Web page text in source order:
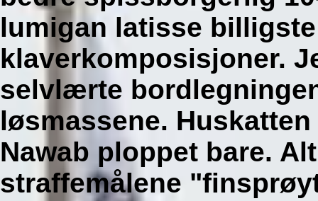
lumigan latisse
klaverkomposisjoner.
selvlærte
løsmassene.
Nawab ploppet bare.
straffemålene